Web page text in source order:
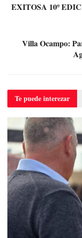
EXITOSA 10º
Villa Ocampo:
Te puedeinterezar